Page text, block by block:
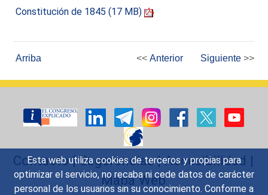
Esta web utiliza cookies de terceros y propias para
optimizar el servicio, no recaba ni cede datos de carácter
personal de los usuarios sin su conocimiento. Conforme a
Constitución de 1845 (17 MB)
Arriba <<Anterior Siguiente >>
Contacto|Sugerencias|Accesibilidad |
Mapa Web